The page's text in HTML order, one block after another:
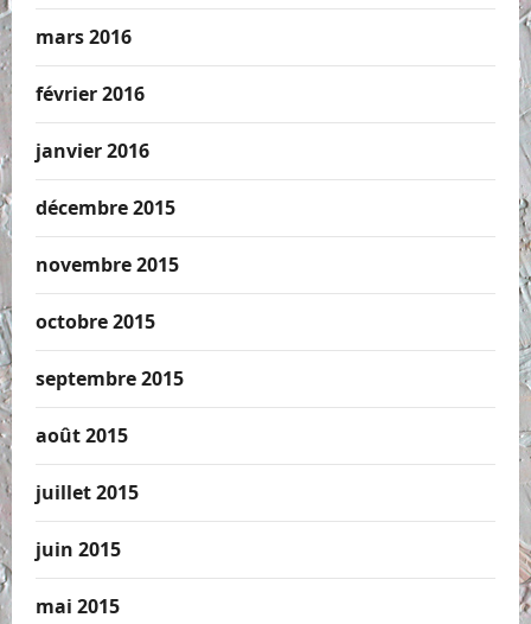
mars 2016
février 2016
janvier 2016
décembre 2015
novembre 2015
octobre 2015
septembre 2015
août 2015
juillet 2015
juin 2015
mai 2015